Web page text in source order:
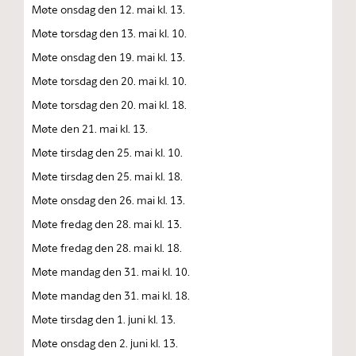
Møte onsdag den 12. mai kl. 13.
Møte torsdag den 13. mai kl. 10.
Møte onsdag den 19. mai kl. 13.
Møte torsdag den 20. mai kl. 10.
Møte torsdag den 20. mai kl. 18.
Møte den 21. mai kl. 13.
Møte tirsdag den 25. mai kl. 10.
Møte tirsdag den 25. mai kl. 18.
Møte onsdag den 26. mai kl. 13.
Møte fredag den 28. mai kl. 13.
Møte fredag den 28. mai kl. 18.
Møte mandag den 31. mai kl. 10.
Møte mandag den 31. mai kl. 18.
Møte tirsdag den 1. juni kl. 13.
Møte onsdag den 2. juni kl. 13.